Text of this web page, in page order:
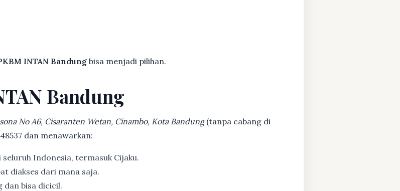
INTAN Bandung bisa menjadi pilihan.
Bandung
No A6, Cisaranten Wetan, Cinambo, Kota Bandung(tanpa cabang di
dan menawarkan:
Indonesia, termasuk Cijaku.
diakses dari mana saja.
dan bisa dicicil.